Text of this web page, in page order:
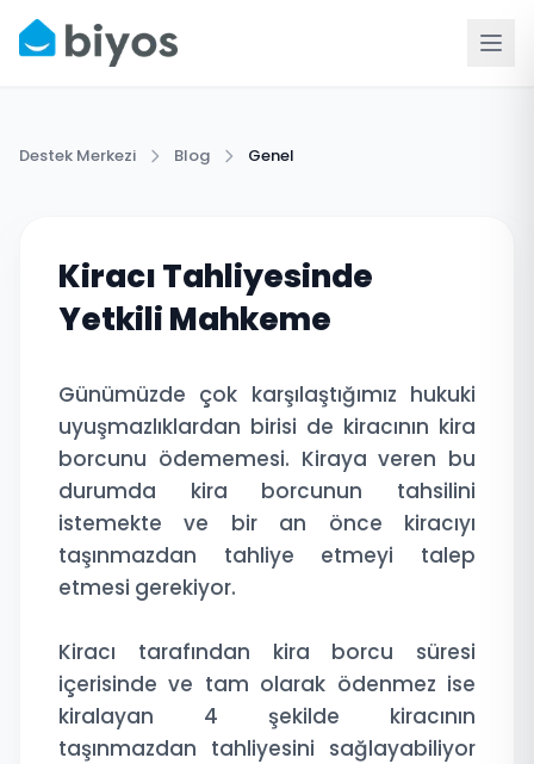
Destek Merkezi Blog Genel
Kiracı Tahliyesinde
Yetkili Mahkeme
Günümüzde çok karşılaştığımız hukuki
uyuşmazlıklardan birisi de kiracının kira
borcunu ödememesi. Kiraya veren bu
durumda kira borcunun tahsilini
istemekte ve bir an önce kiracıyı
taşınmazdan tahliye etmeyi talep
etmesi gerekiyor.
Kiracı tarafından kira borcu süresi
içerisinde ve tam olarak ödenmez ise
kiralayan 4 şekilde kiracının
taşınmazdan tahliyesini sağlayabiliyor